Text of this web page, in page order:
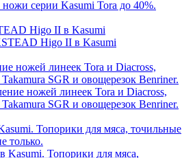
Higo II в Kasumi
ножей линеек Tora и Diacross,
SGR и овощерезок Benriner.
Топорики для мяса, точильные
только.